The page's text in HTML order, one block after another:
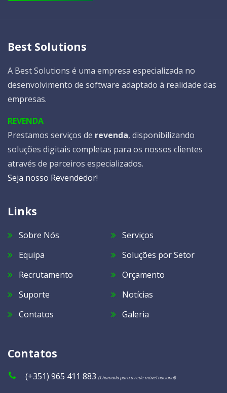
Best Solutions
A Best Solutions é uma empresa especializada no
desenvolvimento de software adaptado à realidade das
empresas.
REVENDA
Prestamos serviços de revenda, disponibilizando
soluções digitais completas para os nossos clientes
através de parceiros especializados.
Seja nosso Revendedor!
Links
Sobre Nós
Serviços
Equipa
Soluções por Setor
Recrutamento
Orçamento
Suporte
Notícias
Contatos
Galeria
Contatos
(+351) 965 411 883 (Chamada para a rede móvel nacional)